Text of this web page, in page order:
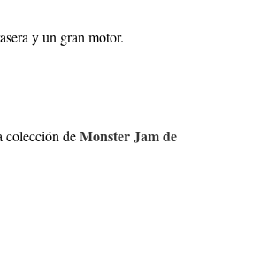
y un gran motor.
colección deMonster Jam de